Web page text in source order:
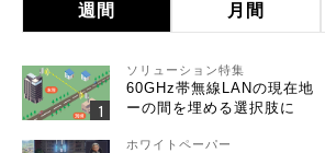
週間 月間
ソリューション特集
60GHz帯無線LANの現在
ーの間を埋める選択肢に
ホワイトペーパー